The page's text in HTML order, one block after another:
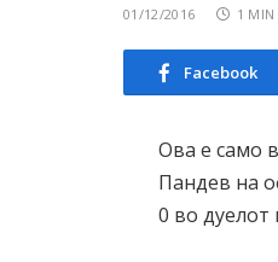
01/12/2016 1 MIN
Facebook
Ова е само
Пандев на
0 во